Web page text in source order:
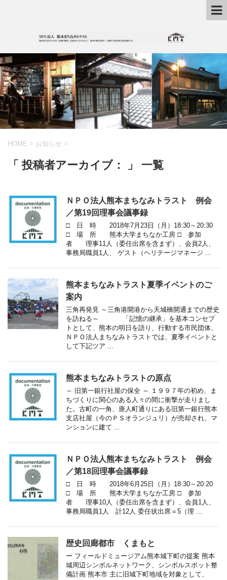
HOME > お知らせ >
「 投稿者アーカイブ： 」 一覧
ＮＰＯ法人熊本まちなみトラスト 例会
／第19回理事会議事録
□ 日 時 2018年7月23日（月）18:30～20:30
□ 場 所 熊本大学まちなか工房 □ 参加
者 理事11人（委任出席を含まず）、会員2人、
事務局職員1人、 ゲスト（ヘリテージマネージ ...
熊本まちなみトラスト夏季イベントのご
案内
三角再発見 ～三角港開港から天城橋開通までの歴史
を訪ねる～ 「記憶の継承」を基本コンセプ
トとして、熊本の明日を語り、行動する市民団体、
ＮＰＯ法人まちなみトラストでは、夏季イベントと
して下記ツア ...
熊本まちなみトラストの原点
～ 旧第一銀行社屋の保全 ～ １９９７年の初め、ま
ちづくりに関心のある人々の間に衝撃が走りまし
た。古町の一角、唐人町通りにある旧第一銀行熊本
支店社屋（今のＰＳオランジュリ）が売却され、マ
ンションに建て ...
ＮＰＯ法人熊本まちなみトラスト 例会
／第18回理事会議事録
□ 日 時 2018年6月25日（月）18:30～20:20
□ 場 所 熊本大学まちなか工房 □ 参加
者 理事10人（委任出席を含まず）、会員1人、
事務局職員1人 計12人 委任状出席＝5（理 ...
歴史回廊都市 くまもと
ー フィールドミュージアム熊本城下町の提案 熊本
城周辺シンボルネットワーク、シンボルスポット整
備計画 熊本市 主に旧城下町地域を対象として、